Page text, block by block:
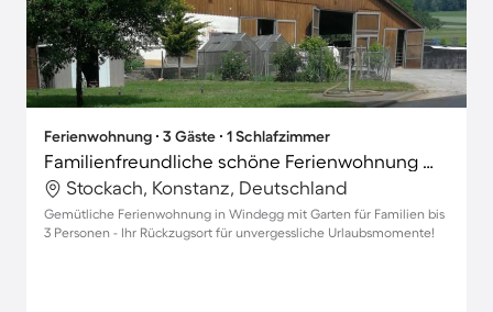
Ferienwohnung ∙ 3 Gäste ∙ 1 Schlafzimmer
Familienfreundliche schöne Ferienwohnung mit Garten und Grill
Stockach, Konstanz, Deutschland
Gemütliche Ferienwohnung in Windegg mit Garten für Familien bis
3 Personen - Ihr Rückzugsort für unvergessliche Urlaubsmomente!